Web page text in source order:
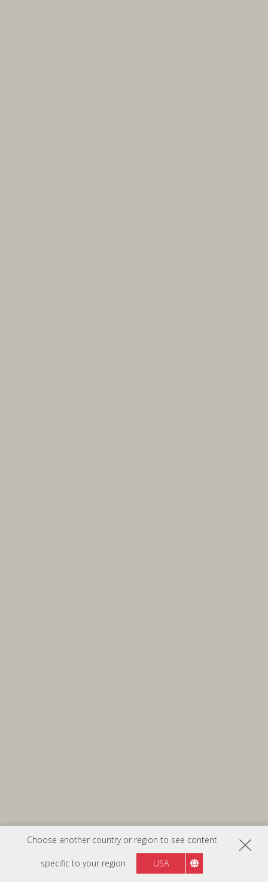
Choose another country or region to see content
specific to your region USA